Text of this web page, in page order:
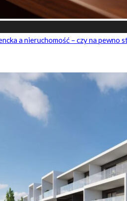
a nieruchomość – czy na pewno